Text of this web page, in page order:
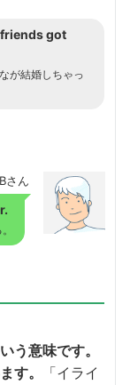
got
が結婚しちゃっ
Bさん
う意味です。
す。
「イライ